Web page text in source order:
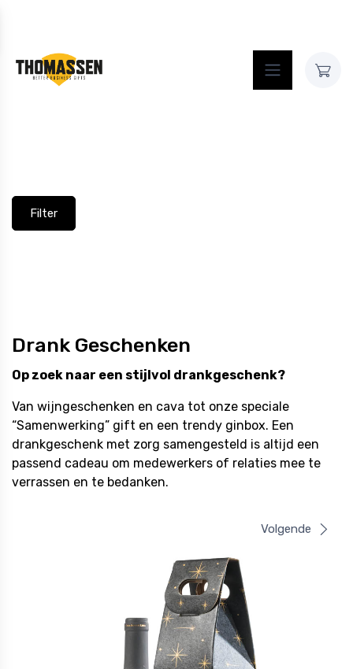
Filter
Drank Geschenken
Op zoek naar een stijlvol drankgeschenk?
Van wijngeschenken en cava tot onze speciale
“Samenwerking” gift en een trendy ginbox. Een
drankgeschenk met zorg samengesteld is altijd een
passend cadeau om medewerkers of relaties mee te
verrassen en te bedanken.
Volgende